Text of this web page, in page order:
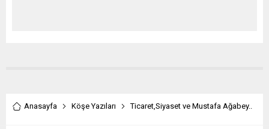
Anasayfa Köşe Yazıları Ticaret,Siyaset ve Mustafa Ağabey..